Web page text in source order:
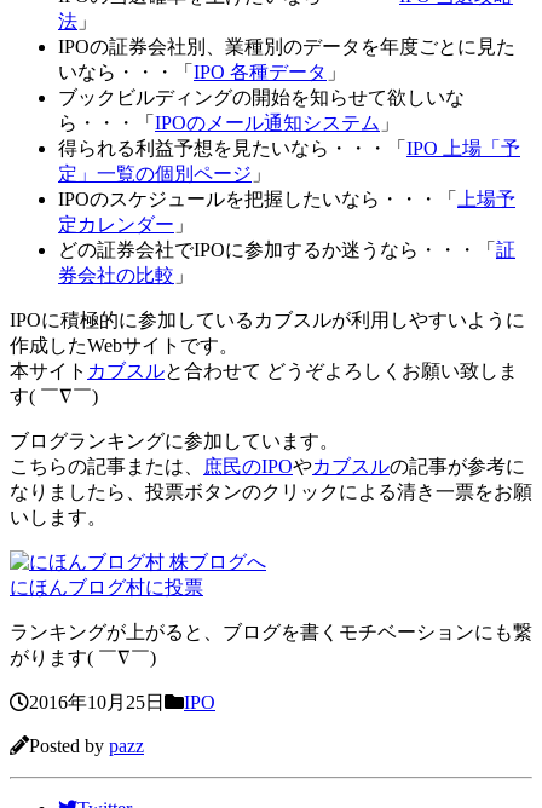
法 」
IPOの証券会社別、業種別のデータを年度ごとに見た
いなら・・・
「 IPO 各種データ 」
ブックビルディングの開始を知らせて欲しいな
ら・・・
「 IPOのメール通知システム 」
得られる利益予想を見たいなら・・・
「 IPO 上場「予
定」一覧の個別ページ 」
IPOのスケジュールを把握したいなら・・・
「
上場予
定カレンダー 」
どの証券会社でIPOに参加するか迷うなら・・・
「 証
券会社の比較 」
IPOに積極的に参加しているカブスルが利用しやすいように
作成したWebサイトです。
本サイト カブスルと合わせて どうぞよろしくお願い致しま
す( ￣∇￣)
ブログランキングに参加しています。
こちらの記事または、
庶民のIPOやカブスルの記事が参考に
なりましたら、投票ボタンのクリックによる清き一票をお願
いします。
にほんブログ村に投票
ランキングが上がると、ブログを書くモチベーションにも繋
がります( ￣∇￣)
2016年10月25日 IPO
Posted by pazz